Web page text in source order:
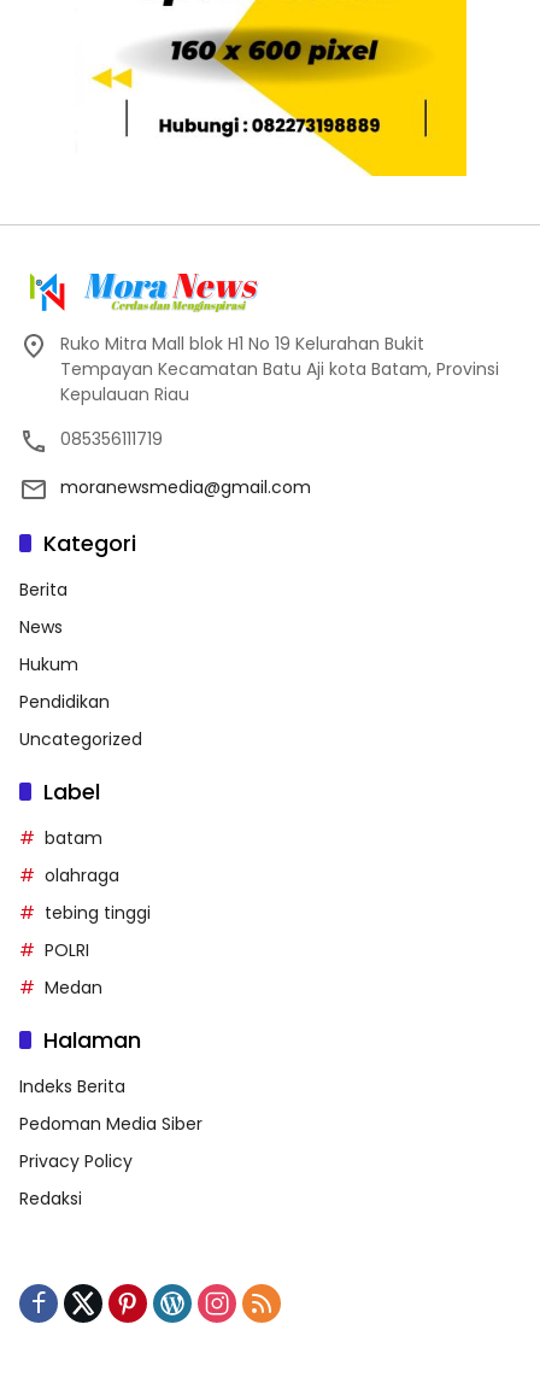
Ruko Mitra Mall blok H1 No 19 Kelurahan Bukit
Tempayan Kecamatan Batu Aji kota Batam, Provinsi
Kepulauan Riau
085356111719
moranewsmedia@gmail.com
Kategori
Berita
News
Hukum
Pendidikan
Uncategorized
Label
batam
olahraga
tebing tinggi
POLRI
Medan
Halaman
Indeks Berita
Pedoman Media Siber
Privacy Policy
Redaksi